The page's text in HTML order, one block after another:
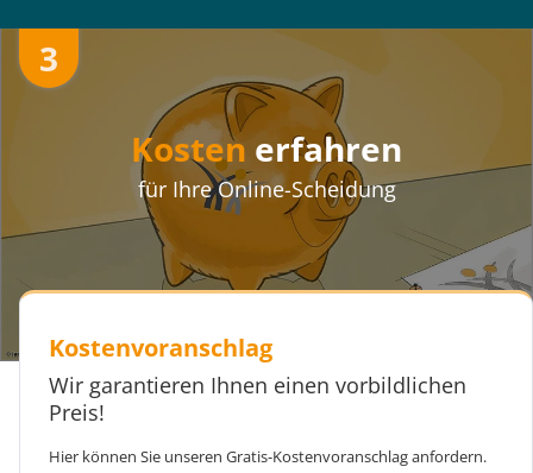
3
Kostenerfahren
für Ihre Online-Scheidung
Kostenvoranschlag
Wir garantieren Ihnen einen vorbildlichen
Preis!
Hier können Sie unseren Gratis-Kostenvoranschlag anfordern.